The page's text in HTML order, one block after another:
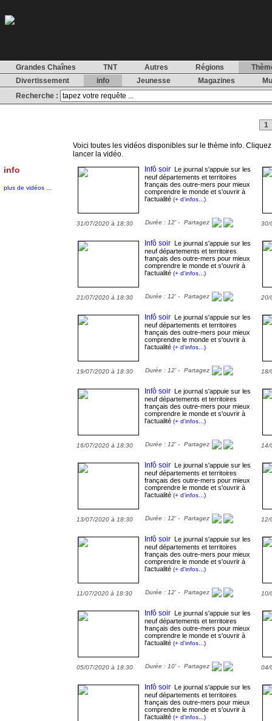
Grandes Chaînes TNT Autres Régions
Divertissement
info Jeunesse Magazines
Recherche :
1
Voici toutes les vidéos disponibles sur le thème info.
lancer la vidéo.
info
plus de vidéos ...
Infô soir Le journal s'appuie sur les
neuf départements et territoires
français des outre-mers pour mieux
comprendre le monde et s'ouvrir à
l'actualité (+ d'infos...)
31/07/2020 à 18:30 Durée : 12' - Partagez 30/
Infô soir Le journal s'appuie sur les
neuf départements et territoires
français des outre-mers pour mieux
comprendre le monde et s'ouvrir à
l'actualité (+ d'infos...)
21/07/2020 à 18:30 Durée : 12' - Partagez 20/
Infô soir Le journal s'appuie sur les
neuf départements et territoires
français des outre-mers pour mieux
comprendre le monde et s'ouvrir à
l'actualité (+ d'infos...)
19/07/2020 à 18:30 Durée : 12' - Partagez 18/
Infô soir Le journal s'appuie sur les
neuf départements et territoires
français des outre-mers pour mieux
comprendre le monde et s'ouvrir à
l'actualité (+ d'infos...)
16/07/2020 à 18:30 Durée : 12' - Partagez 14/
Infô soir Le journal s'appuie sur les
neuf départements et territoires
français des outre-mers pour mieux
comprendre le monde et s'ouvrir à
l'actualité (+ d'infos...)
13/07/2020 à 18:30 Durée : 12' - Partagez 12/
Infô soir Le journal s'appuie sur les
neuf départements et territoires
français des outre-mers pour mieux
comprendre le monde et s'ouvrir à
l'actualité (+ d'infos...)
11/07/2020 à 18:30 Durée : 12' - Partagez 10/
Infô soir Le journal s'appuie sur les
neuf départements et territoires
français des outre-mers pour mieux
comprendre le monde et s'ouvrir à
l'actualité (+ d'infos...)
05/07/2020 à 18:30 Durée : 10' - Partagez 04/
Infô soir Le journal s'appuie sur les
neuf départements et territoires
français des outre-mers pour mieux
comprendre le monde et s'ouvrir à
l'actualité (+ d'infos...)